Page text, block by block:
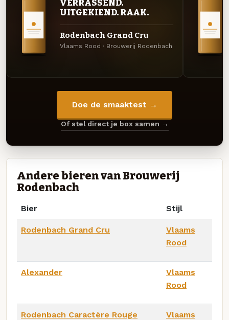
VERRASSEND.
UITGEKIEND. RAAK.
Rodenbach Grand Cru
Vlaams Rood · Brouwerij Rodenbach
Doe de smaaktest →
Of stel direct je box samen →
Andere bieren van Brouwerij
Rodenbach
Bier Stijl
Rodenbach Grand Cru
Vlaams
Rood
Alexander
Vlaams
Rood
Rodenbach Caractère Rouge
Vlaams